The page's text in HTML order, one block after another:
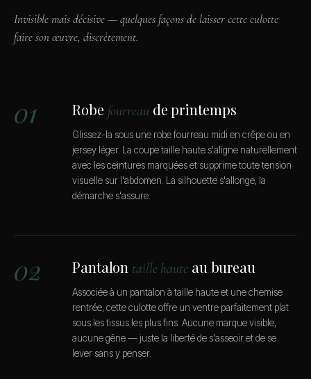
Invisible mais décisive — quelques façons de laisser cette culotte
faire son œuvre, discrètement.
01 Robe fourreau de printemps
Glissez-la sous une robe fourreau midi en crêpe ou en
jersey léger. La coupe taille haute s'aligne naturellement
avec les ceintures marquées et supprime toute tension
visuelle sur l'abdomen. La silhouette s'allonge, la
démarche s'assure.
02 Pantalon taille haute au bureau
Associée à un pantalon à taille haute et une chemise
rentrée, cette culotte offre un ventre parfaitement plat
sous les tissus les plus fins. Aucune marque visible,
aucune gêne — juste la liberté de s'asseoir et de se
lever sans y penser.